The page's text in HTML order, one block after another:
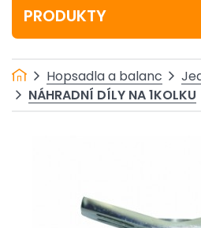
PRODUKTY
Hopsadla a balanc
NÁHRADNÍ DÍLY NA 1KOLKU